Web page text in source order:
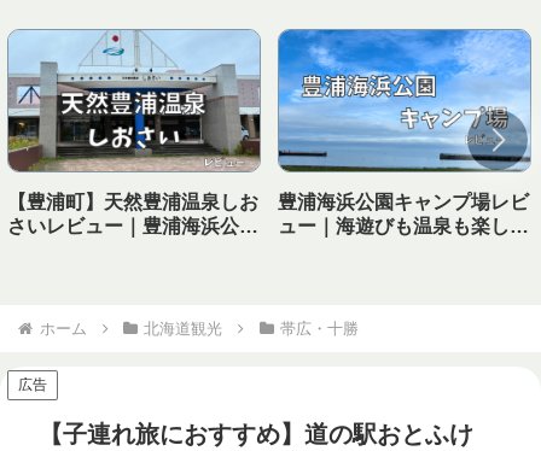
【豊浦町】天然豊浦温泉しお
さいレビュー｜豊浦海浜公園
豊浦海浜公園キャンプ場レビ
ュー｜海遊びも温泉も楽しめ
ホーム 北海道観光 帯広・十勝
広告
【子連れ旅におすすめ】道の駅おとふけ